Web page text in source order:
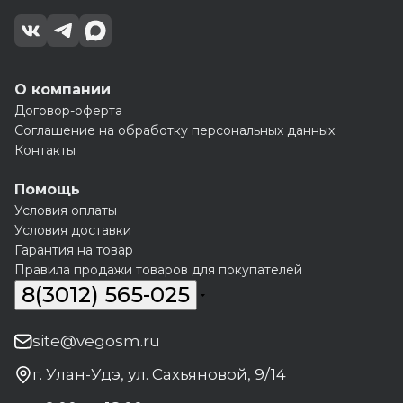
О компании
Договор-оферта
Соглашение на обработку персональных данных
Контакты
Помощь
Условия оплаты
Условия доставки
Гарантия на товар
Правила продажи товаров для покупателей
8(3012) 565-025
site@vegosm.ru
г. Улан-Удэ, ул. Сахьяновой, 9/14